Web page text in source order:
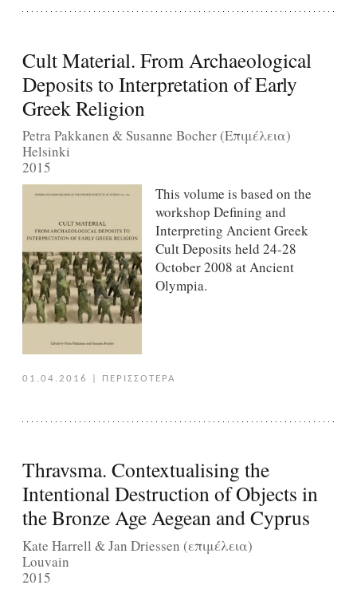
Cult Material. From Archaeological
Deposits to Interpretation of Early
Greek Religion
Petra Pakkanen & Susanne Bocher (Επιμέλεια)
Helsinki
2015
This volume is based on the
workshop Defining and
Interpreting Ancient Greek
Cult Deposits held 24-28
October 2008 at Ancient
Olympia.
01.04.2016 ΠΕΡΙΣΣΟΤΕΡΑ
Thravsma. Contextualising the
Intentional Destruction of Objects in
the Bronze Age Aegean and Cyprus
Kate Harrell & Jan Driessen (επιμέλεια)
Louvain
2015